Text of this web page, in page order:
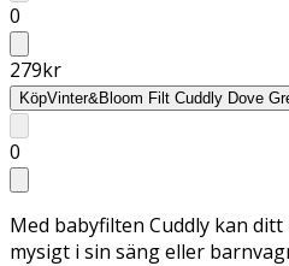
0
279kr
KöpVinter&Bloom Filt Cuddly Dove
0
Med babyfilten Cuddly kan
mysigt i sin säng eller